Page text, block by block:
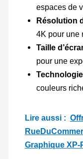
espaces de
Résolution
4K pour une
Taille
pour une
couleurs
Lire aussi :
Graphique XP-